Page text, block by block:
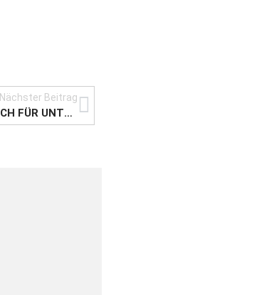
Nächster Beitrag
DIESES EINSPARPOTENTIAL BIETET DER STROMVERGLEICH FÜR UNTERNEHMEN